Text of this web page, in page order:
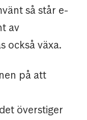
så står e-
av
också växa.
på att
överstiger